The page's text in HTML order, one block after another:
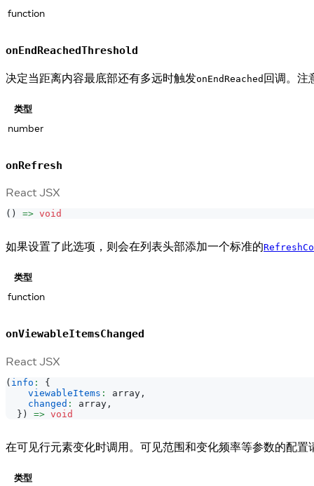
function
onEndReachedThreshold
决定当距离内容最底部还有多远时触发onEndReached 回调。注
类型
number
onRefresh
React JSX
( ) => void
如果设置了此选项，则会在列表头部添加一个标准的
类型
function
onViewableItemsChanged
React JSX
( info :
{
viewableItems : array ,
changed : array ,
} ) => void
在可见行元素变化时调用。可见范围和变化频率等参数的配置
类型